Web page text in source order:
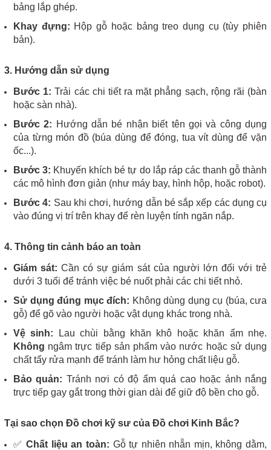
bảng lắp ghép.
Khay đựng: Hộp gỗ hoặc bảng treo dụng cụ (tùy phiên
bản).
3. Hướng dẫn sử dụng
Bước 1: Trải các chi tiết ra mặt phẳng sạch, rộng rãi (bàn
hoặc sàn nhà).
Bước 2: Hướng dẫn bé nhận biết tên gọi và công dụng
của từng món đồ (búa dùng để đóng, tua vít dùng để vặn
ốc...).
Bước 3: Khuyến khích bé tự do lắp ráp các thanh gỗ thành
các mô hình đơn giản (như máy bay, hình hộp, hoặc robot).
Bước 4: Sau khi chơi, hướng dẫn bé sắp xếp các dụng cụ
vào đúng vị trí trên khay để rèn luyện tính ngăn nắp.
4. Thông tin cảnh báo an toàn
Giám sát: Cần có sự giám sát của người lớn đối với trẻ
dưới 3 tuổi để tránh việc bé nuốt phải các chi tiết nhỏ.
Sử dụng đúng mục đích: Không dùng dụng cụ (búa, cưa
gỗ) để gõ vào người hoặc vật dụng khác trong nhà.
Vệ sinh: Lau chùi bằng khăn khô hoặc khăn ẩm nhẹ.
Không ngâm trực tiếp sản phẩm vào nước hoặc sử dụng
chất tẩy rửa mạnh để tránh làm hư hỏng chất liệu gỗ.
Bảo quản: Tránh nơi có độ ẩm quá cao hoặc ánh nắng
trực tiếp gay gắt trong thời gian dài để giữ độ bền cho gỗ.
Tại sao chọn Đồ chơi kỹ sư của Đồ chơi Kinh Bắc?
✅Chất liệu an toàn: Gỗ tự nhiên nhẵn mịn, không dằm,